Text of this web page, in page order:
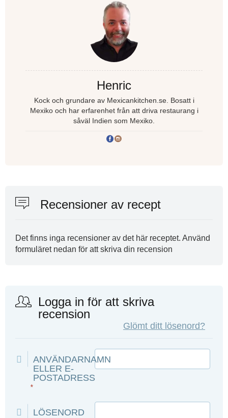
Henric
Kock och grundare av Mexicankitchen.se. Bosatt i
Mexiko och har erfarenhet från att driva restaurang i
såväl Indien som Mexiko.
Recensioner av recept
Det finns inga recensioner av det här receptet. Använd
formuläret nedan för att skriva din recension
Logga in för att skriva
recension
Glömt ditt lösenord?
ANVÄNDARNAMN
ELLER E-
POSTADRESS
*
LÖSENORD